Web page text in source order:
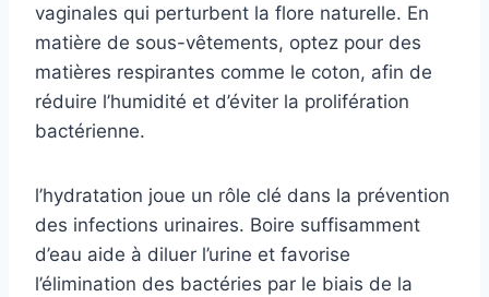
vaginales qui perturbent la flore naturelle. En
matière de sous-vêtements, optez pour des
matières respirantes comme le coton, afin de
réduire l’humidité et d’éviter la prolifération
bactérienne.
l’hydratation joue un rôle clé dans la prévention
des infections urinaires. Boire suffisamment
d’eau aide à diluer l’urine et favorise
l’élimination des bactéries par le biais de la